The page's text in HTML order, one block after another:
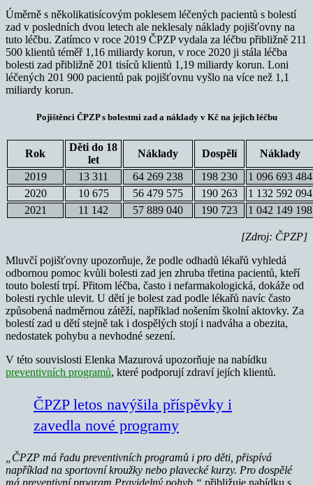
Úměrně s několikatisícovým poklesem léčených pacientů s bolestí
zad v posledních dvou letech ale neklesaly náklady pojišťovny na
tuto léčbu. Zatímco v roce 2019 ČPZP vydala za léčbu přibližně 211
500 klientů téměř 1,16 miliardy korun, v roce 2020 ji stála léčba
bolesti zad přibližně 201 tisíců klientů 1,19 miliardy korun. Loni
léčených 201 900 pacientů pak pojišťovnu vyšlo na více než 1,1
miliardy korun.
Pojištěnci ČPZP s bolestmi zad a náklady v Kč na jejich léčbu
Rok
Děti do 18
let
Náklady Dospělí
Náklady
2019
13 311 64 269 238 198 230
1 096 693 484
2020
10 675 56 479 575 190 263
1 132 592 094
2021
11 142 57 889 040 190 723 1 042 149 198
[Zdroj: ČPZP]
Mluvčí pojišťovny upozorňuje, že podle odhadů lékařů vyhledá
odbornou pomoc kvůli bolesti zad jen zhruba třetina pacientů, kteří
touto bolestí trpí. Přitom léčba, často i nefarmakologická, dokáže od
bolesti rychle ulevit. U dětí je bolest zad podle lékařů navíc často
způsobená nadměrnou zátěží, například nošením školní aktovky. Za
bolestí zad u dětí stejně tak i dospělých stojí i nadváha a obezita,
nedostatek pohybu a nevhodné sezení.
V této souvislosti Elenka Mazurová upozorňuje na nabídku
preventivních programů, které podporují zdraví jejích klientů.
ČPZP letos navýšila příspěvky i
zavedla nové programy
„ČPZP má řadu preventivních programů i pro děti, přispívá
například na sportovní kroužky nebo plavecké kurzy. Pro dospělé
má preventivní program Pravidelný pohyb,“ přibližuje nabídku s